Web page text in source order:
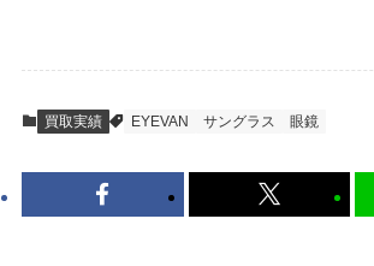
査定結果のご承認 / 入
到着即日に査定いたします。買
得いただければ、最短即日の入
買取実績 EYEVAN サングラス 眼鏡